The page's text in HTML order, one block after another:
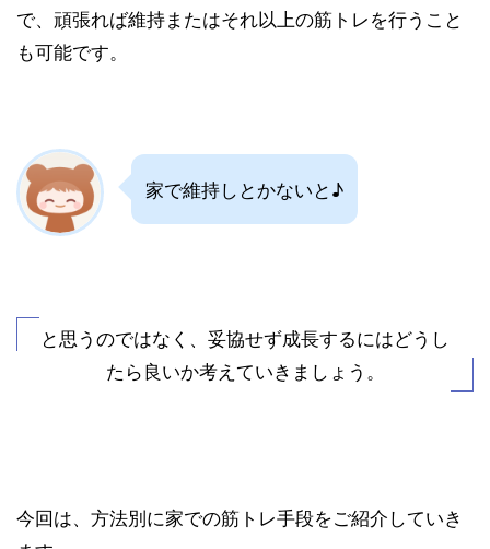
で、頑張れば維持またはそれ以上の筋トレを行うこと
も可能です。
家で維持しとかないと♪
と思うのではなく、妥協せず成長するにはどうし
たら良いか考えていきましょう。
今回は、方法別に家での筋トレ手段をご紹介していき